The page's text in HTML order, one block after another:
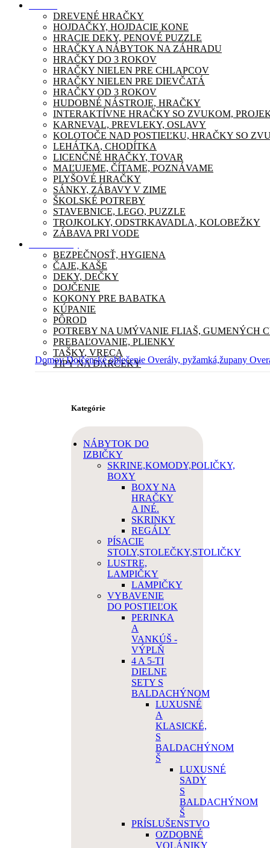
DREVENÉ HRAČKY
HOJDAČKY, HOJDACIE KONE
HRACIE DEKY, PENOVÉ PUZZLE
HRAČKY A NÁBYTOK NA ZÁHRADU
HRAČKY DO 3 ROKOV
HRAČKY NIELEN PRE CHLAPCOV
HRAČKY NIELEN PRE DIEVČATÁ
HRAČKY OD 3 ROKOV
HUDOBNÉ NÁSTROJE, HRAČKY
INTERAKTÍVNE HRAČKY SO ZVUKOM,
KARNEVAL, PREVLEKY, OSLAVY
KOLOTOČE NAD POSTIEĽKU, HRAČKY SO
LEHÁTKA, CHODÍTKA
LICENČNÉ HRAČKY, TOVAR
MAĽUJEME, ČÍTAME, POZNÁVAME
PLYŠOVÉ HRAČKY
SÁNKY, ZÁBAVY V ZIME
ŠKOLSKÉ POTREBY
STAVEBNICE, LEGO, PUZZLE
TROJKOLKY, ODSTRKAVADLA, KOLOBEŽKY
ZÁBAVA PRI VODE
BEZPEČNOSŤ, HYGIENA
ČAJE, KAŠE
DEKY, DEČKY
DOJČENIE
KOKONY PRE BABATKA
KÚPANIE
PÔROD
POTREBY NA UMÝVANIE FLIAŠ, GUMENÝCH
PREBAĽOVANIE, PLIENKY
TAŠKY, VRECA
TIPY NA DARČEKY
DomovDojčenské oblečenie Overály, pyžamká,župany
Kategórie
NÁBYTOK DO
IZBIČKY
SKRINE,KOMODY,POLIČKY,
BOXY
BOXY NA
HRAČKY
A INÉ.
SKRINKY
REGÁLY
PÍSACIE
STOLY,STOLEČKY,STOLIČKY
LUSTRE,
LAMPIČKY
LAMPIČKY
VYBAVENIE
DO POSTIEĽOK
PERINKA
A
VANKÚŠ -
VÝPLŇ
4 A 5-TI
DIELNE
SETY S
BALDACHÝNOM
LUXUSNÉ
A
KLASICKÉ,
S
BALDACHÝNOM
Š
LUXUSNÉ
SADY
S
BALDACHÝNOM
Š
PRÍSLUŠENSTVO
OZDOBNÉ
VOLÁNIKY